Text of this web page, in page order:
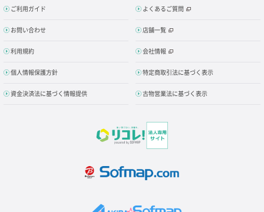
ご利用ガイド よくあるご質問
お問い合わせ 店舗一覧
利用規約 会社情報
個人情報保護方針 特定商取引法に基づく表示
資金決済法に基づく情報提供 古物営業法に基づく表示